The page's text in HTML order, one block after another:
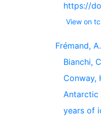
https://
View on
Frémand,
Bianchi,
Conway,
Antarctic
years of